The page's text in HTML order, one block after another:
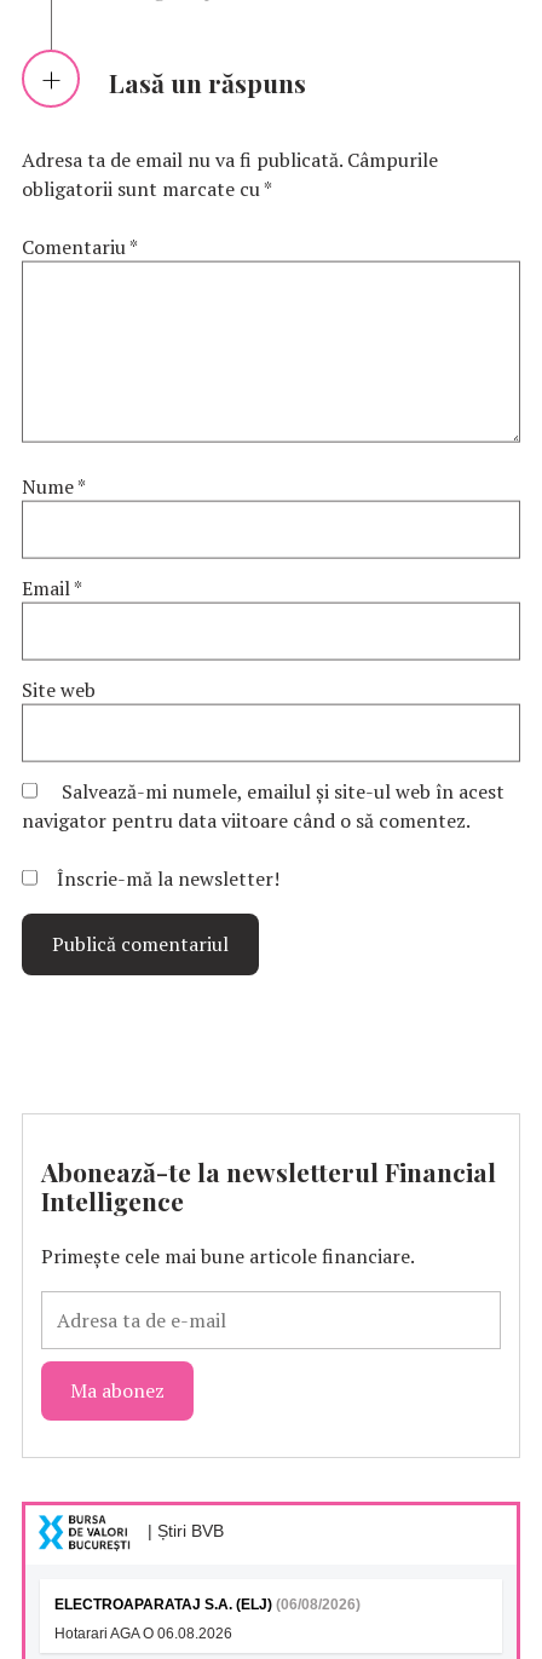
Lasă un răspuns
Adresa ta de email nu va fi publicată. Câmpurile
obligatorii sunt marcate cu*
Comentariu*
Nume*
Email*
Site web
Salvează-mi numele, emailul și site-ul web în acest
navigator pentru data viitoare când o să comentez.
Înscrie-mă la newsletter!
Abonează-te la newsletterul Financial
Intelligence
Primește cele mai bune articole financiare.
| Știri BVB
ELECTROAPARATAJ S.A. (ELJ) (06/08/2026)
Hotarari AGA O 06.08.2026